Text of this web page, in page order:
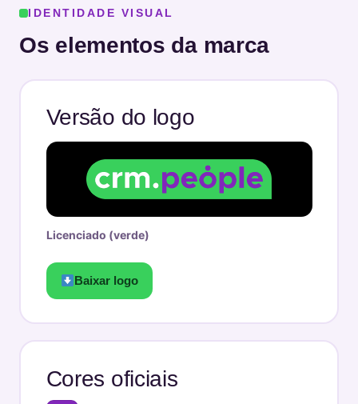
IDENTIDADE VISUAL
Os elementos da marca
Versão do logo
Licenciado (verde)
Baixar logo
Cores oficiais